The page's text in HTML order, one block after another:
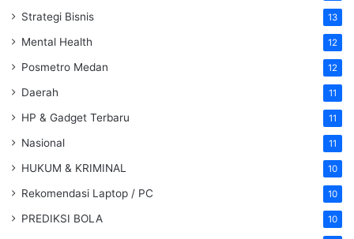
Strategi Bisnis 13
Mental Health 12
Posmetro Medan 12
Daerah 11
HP & Gadget Terbaru 11
Nasional 11
HUKUM & KRIMINAL 10
Rekomendasi Laptop / PC 10
PREDIKSI BOLA 10